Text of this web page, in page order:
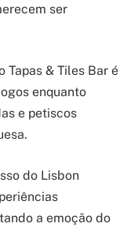
ser
Tapas & Tiles Bar é
enquanto
e petiscos
do Lisbon
a emoção do